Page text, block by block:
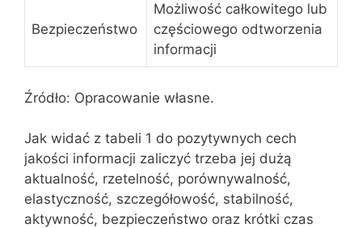
Bezpieczeństwo
Możliwość całkowitego lub
częściowego odtworzenia
informacji
Źródło: Opracowanie własne.
Jak widać z tabeli 1 do pozytywnych cech
jakości informacji zaliczyć trzeba jej dużą
aktualność, rzetelność, porównywalność,
elastyczność, szczegółowość, stabilność,
aktywność, bezpieczeństwo oraz krótki czas